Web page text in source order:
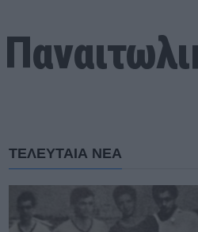
ΤΕΛΕΥΤΑΙΑ ΝΕΑ